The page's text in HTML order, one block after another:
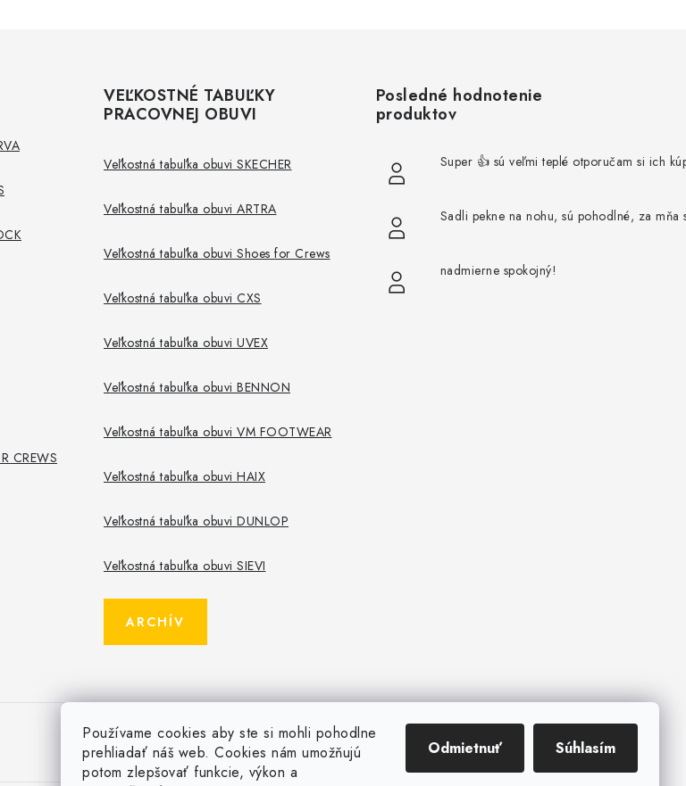
Používame cookies aby ste si mohli pohodlne
prehliadať náš web. Cookies nám umožňujú
potom zlepšovať funkcie, výkon a
Odmietnuť Súhlasím
CREWS
VEĽKOSTNÉ TABUĽKY
PRACOVNEJ OBUVI
Veľkostná tabuľka obuvi SKECHER
Veľkostná tabuľka obuvi ARTRA
Veľkostná tabuľka obuvi Shoes for Crews
Veľkostná tabuľka obuvi CXS
Veľkostná tabuľka obuvi UVEX
Veľkostná tabuľka obuvi BENNON
Veľkostná tabuľka obuvi VM FOOTWEAR
Veľkostná tabuľka obuvi HAIX
Veľkostná tabuľka obuvi DUNLOP
Veľkostná tabuľka obuvi SIEVI
ARCHÍV
Posledné hodnotenie
produktov
Super 👍 sú veľmi teplé otporučam si ich
Sadli pekne na nohu, sú pohodlné, za mňa
nadmierne spokojný!